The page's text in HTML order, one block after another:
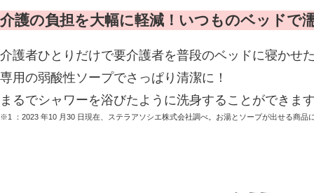
介護の負担を大幅に軽減！いつものベッドで
介護者ひとりだけで要介護者を普段のベッドに寝かせ
専用の弱酸性ソープでさっぱり清潔に！
まるでシャワーを浴びたように洗身することができま
※1 ：2023 年10 月30 日現在、ステラアソシエ株式会社調べ。お湯とソープが出せる商